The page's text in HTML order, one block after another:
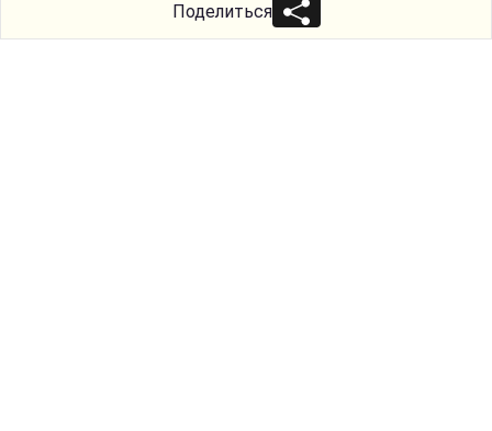
Поделиться